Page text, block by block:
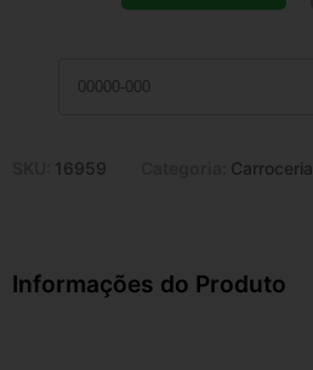
9x de R$ 4,05
16959 Carroceria
Informações do Produto